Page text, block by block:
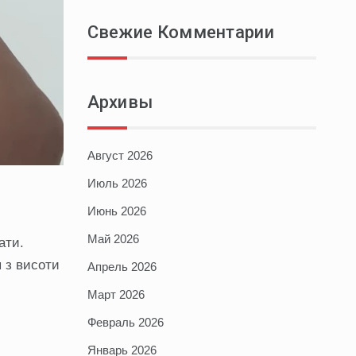
висоти
Свежие Комментарии
Архивы
Август 2026
Июль 2026
Июнь 2026
Май 2026
Апрель 2026
Март 2026
Февраль 2026
Январь 2026